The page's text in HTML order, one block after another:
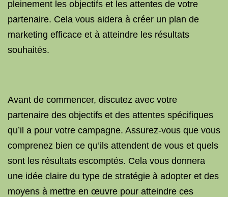
pleinement les objectifs et les attentes de votre
partenaire. Cela vous aidera à créer un plan de
marketing efficace et à atteindre les résultats
souhaités.
Avant de commencer, discutez avec votre
partenaire des objectifs et des attentes spécifiques
qu’il a pour votre campagne. Assurez-vous que vous
comprenez bien ce qu’ils attendent de vous et quels
sont les résultats escomptés. Cela vous donnera
une idée claire du type de stratégie à adopter et des
moyens à mettre en œuvre pour atteindre ces